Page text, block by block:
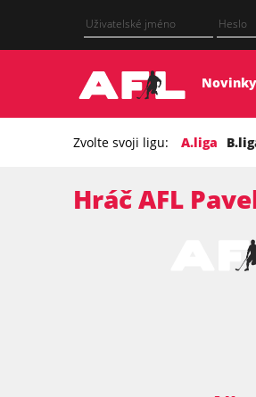
Novinky
Zvolte svoji ligu: A.liga
Hráč AFL